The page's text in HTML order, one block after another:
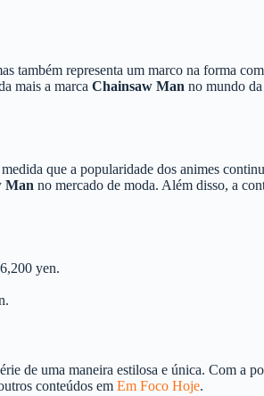
também representa um marco na forma
mais a marca Chainsaw Man no mundo
que a popularidade dos animes
Man no mercado de moda. Além disso, a
yen.
de uma maneira estilosa e única. Com a
conteúdos em Em Foco Hoje.